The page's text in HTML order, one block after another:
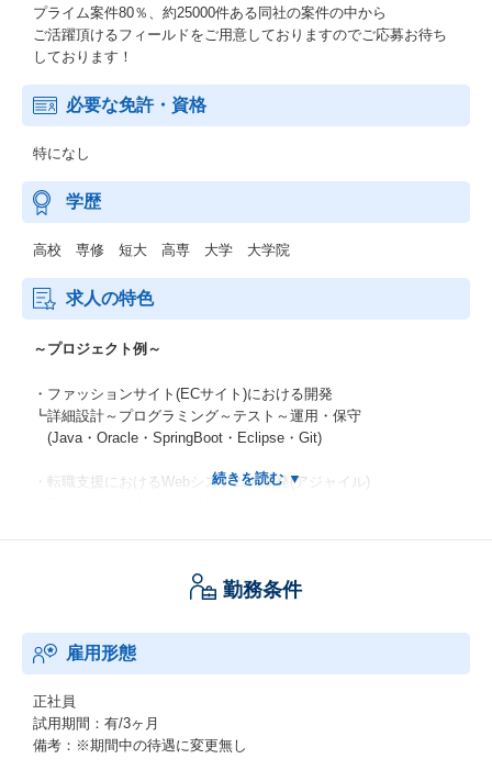
プライム案件80％、約25000件ある同社の案件の中から
ご活躍頂けるフィールドをご用意しておりますのでご応募お待ち
しております！
必要な免許・資格
特になし
学歴
高校 専修 短大 高専 大学 大学院
求人の特色
～プロジェクト例～
・ファッションサイト(ECサイト)における開発
┗詳細設計～プログラミング～テスト～運用・保守
(Java・Oracle・SpringBoot・Eclipse・Git)
・転職支援におけるWebシステムの開発(アジャイル)
・動画配信サービスにおけるiOS開発
(Swift・Git)
・ソーシャルゲームのサーバーサイド開発
┗詳細設計～プログラミング～テスト～運用・保守
(PHP・HTML・CSS・MySQL・Vue.js・Apache・Git・AWS)
勤務条件
雇用形態
正社員
試用期間：有/3ヶ月
備考：※期間中の待遇に変更無し